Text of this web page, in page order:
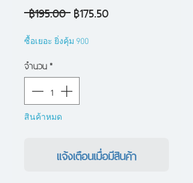
฿195.00 ราคา
฿175.50ราคา
ซื้อเยอะ ยิ่งคุ้ม 900
จำนวน*
สินค้าหมด
แจ้งเตือนเมื่อมีสินค้า